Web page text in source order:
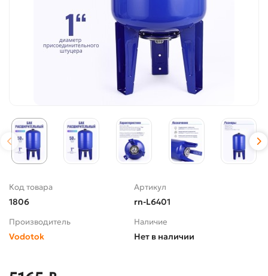
Код товара
1806
Артикул
rn-L6401
Производитель
Vodotok
Наличие
Нет в наличии